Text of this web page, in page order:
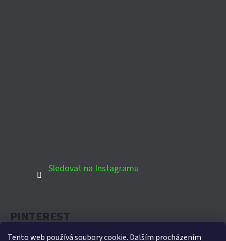
Tento web používá soubory cookie. Dalším procházením
Sledovat na Instagramu
PINTEREST